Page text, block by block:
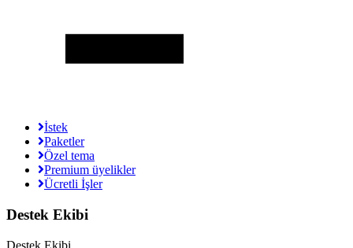
İstek
Paketler
Özel tema
Premium üyelikler
Ücretli İşler
Destek Ekibi
Destek Ekibi